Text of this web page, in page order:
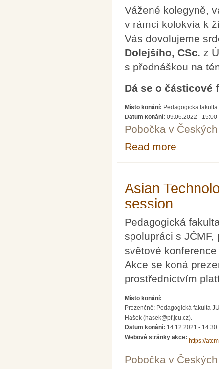
Vážené kolegyně,
v rámci kolokvia k
Vás dovolujeme
Dolejšího, CSc. z
s přednáškou na
Dá se o částicové
Místo konání: Pedagogická
Datum konání: 09.06.2022 - 15:00
Pobočka v
Read more
Asian
session
Pedagogická
spolupráci s
světové
Akce se koná
prostřednictvím
Místo konání:
Prezenčně: Pedagogická fakulta
Hašek (hasek@pf.jcu.cz).
Datum konání: 14.12.2021 - 14:30
Webové stránky akce:
https://
Pobočka v